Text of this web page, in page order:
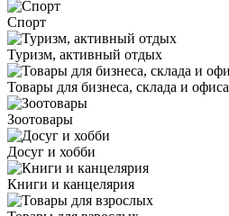
Спорт
Туризм, активный отдых
Товары для бизнеса, склада и офиса
Зоотовары
Досуг и хобби
Книги и канцелярия